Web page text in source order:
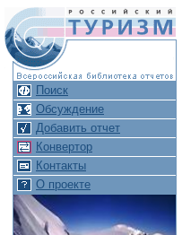
Поиск
Обсуждение
Добавить отчет
Конвертор
Контакты
О проекте